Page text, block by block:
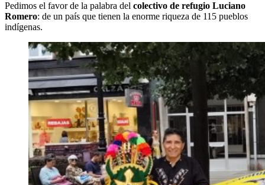
Pedimos el favor de la palabra del colectivo de refugio Luciano
Romero: de un país que tienen la enorme riqueza de 115 pueblos
indígenas.